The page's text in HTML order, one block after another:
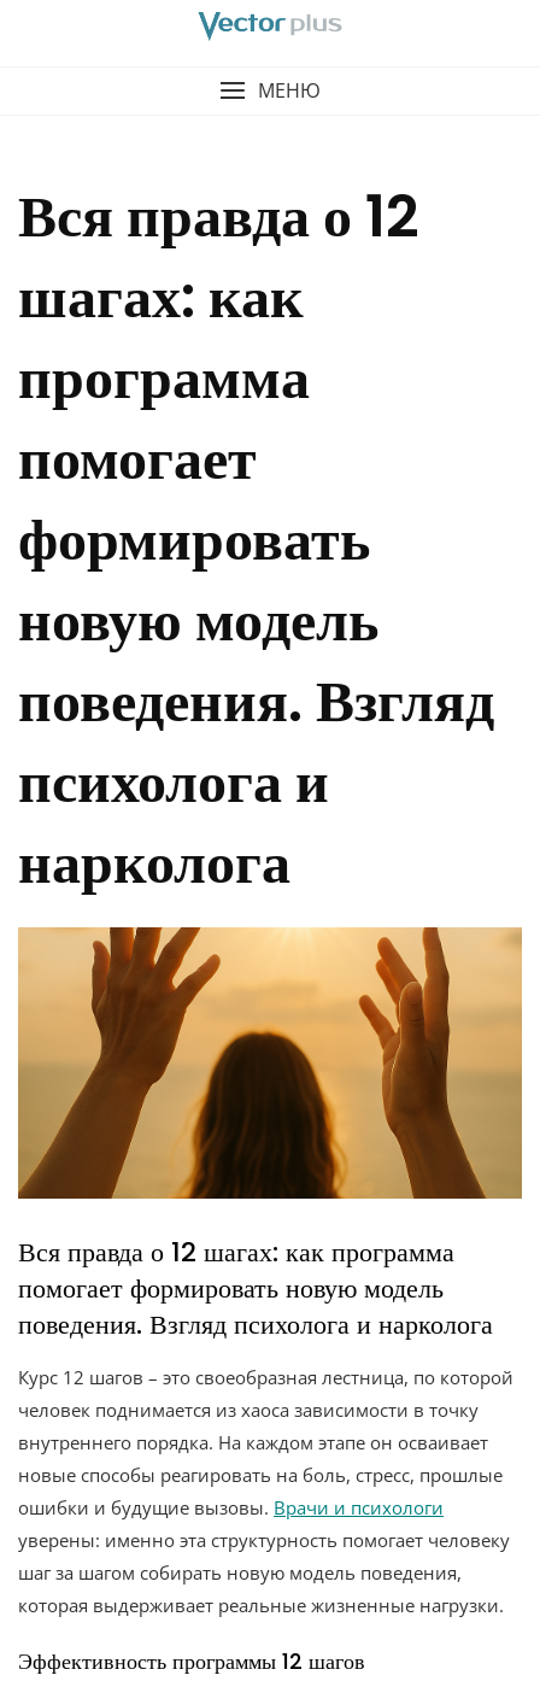
МЕНЮ
Вся правда о 12
шагах: как
программа
помогает
формировать
новую модель
поведения. Взгляд
психолога и
нарколога
Вся правда о 12 шагах: как программа
помогает формировать новую модель
поведения. Взгляд психолога и нарколога
Курс 12 шагов – это своеобразная лестница, по которой
человек поднимается из хаоса зависимости в точку
внутреннего порядка. На каждом этапе он осваивает
новые способы реагировать на боль, стресс, прошлые
ошибки и будущие вызовы. Врачи и психологи
уверены: именно эта структурность помогает человеку
шаг за шагом собирать новую модель поведения,
которая выдерживает реальные жизненные нагрузки.
Эффективность программы 12 шагов